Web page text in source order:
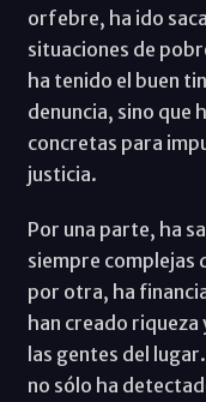
orfebre, ha ido
situaciones de
ha tenido el buen
denuncia, sino que
concretas para
justicia.
Por una parte, ha
siempre complejas
por otra, ha
han creado riqueza
las gentes del
no sólo ha